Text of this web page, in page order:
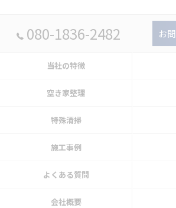
080-1836-2482 お
当社の特徴
空き家整理
特殊清掃
施工事例
よくある質問
会社概要